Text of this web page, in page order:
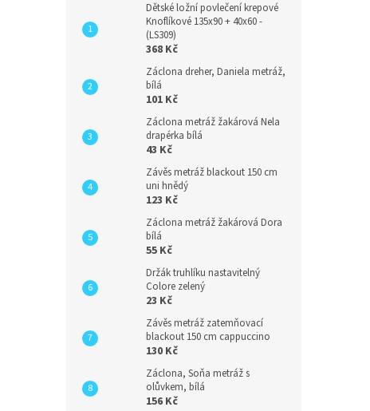
Dětské ložní povlečení krepové
Knoflíkové 135x90 + 40x60 -
(LS309)
368 Kč
Záclona dreher, Daniela metráž,
bílá
101 Kč
Záclona metráž žakárová Nela
drapérka bílá
43 Kč
Závěs metráž blackout 150 cm
uni hnědý
123 Kč
Záclona metráž žakárová Dora
bílá
55 Kč
Držák truhlíku nastavitelný
Colore zelený
23 Kč
Závěs metráž zatemňovací
blackout 150 cm cappuccino
130 Kč
Záclona, Soňa metráž s
olůvkem, bílá
156 Kč